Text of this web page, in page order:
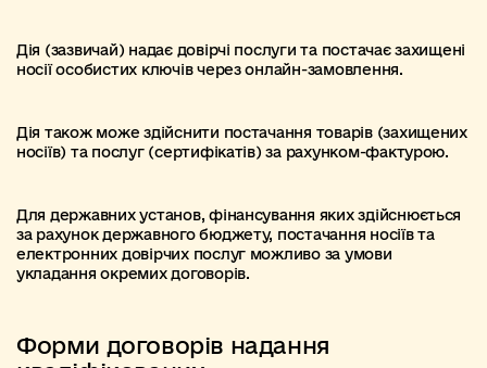
Дія (зазвичай) надає довірчі послуги та постачає захищені
носії особистих ключів через онлайн-замовлення.
Дія також може здійснити постачання товарів (захищених
носіїв) та послуг (сертифікатів) за рахунком-фактурою.
Для державних установ, фінансування яких здійснюється
за рахунок державного бюджету, постачання носіїв та
електронних довірчих послуг можливо за умови
укладання окремих договорів.
Форми договорів надання